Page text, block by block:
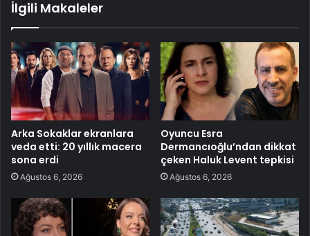
İlgili Makaleler
Arka Sokaklar ekranlara
veda etti: 20 yıllık macera
sona erdi
Ağustos 6, 2026
Oyuncu Esra
Dermancıoğlu’ndan dikkat
çeken Haluk Levent tepkisi
Ağustos 6, 2026